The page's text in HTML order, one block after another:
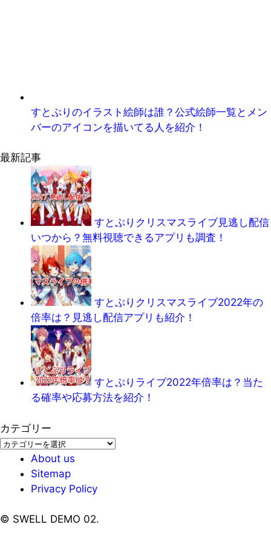
すとぷりのイラスト絵師は誰？公式絵師一覧とメン
バーのアイコンを描いてる人を紹介！
最新記事
すとぷりクリスマスライブ見逃し配信
いつから？無料視聴できるアプリも調査！
すとぷりクリスマスライブ2022年の
倍率は？見逃し配信アプリも紹介！
すとぷりライブ2022年倍率は？当た
る確率や応募方法を紹介！
カテゴリー
カ
About us
Sitemap
Privacy Policy
© SWELL DEMO 02.